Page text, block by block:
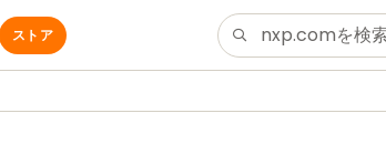
ストア